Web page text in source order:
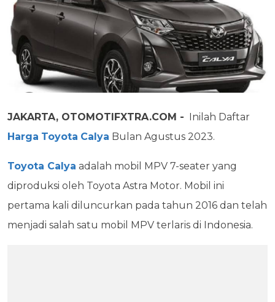
JAKARTA, OTOMOTIFXTRA.COM - Inilah Daftar
Harga Toyota Calya Bulan Agustus 2023.
Toyota Calya adalah mobil MPV 7-seater yang
diproduksi oleh Toyota Astra Motor. Mobil ini
pertama kali diluncurkan pada tahun 2016 dan telah
menjadi salah satu mobil MPV terlaris di Indonesia.